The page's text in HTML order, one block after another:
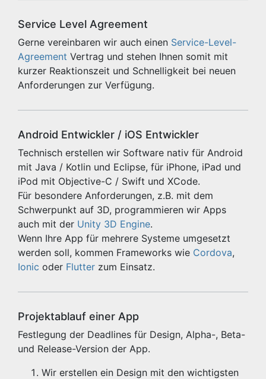
Service Level Agreement
Gerne vereinbaren wir auch einen Service-Level-
Agreement Vertrag und stehen Ihnen somit mit
kurzer Reaktionszeit und Schnelligkeit bei neuen
Anforderungen zur Verfügung.
Android Entwickler / iOS Entwickler
Technisch erstellen wir Software nativ für Android
mit Java / Kotlin und Eclipse, für iPhone, iPad und
iPod mit Objective-C / Swift und XCode.
Für besondere Anforderungen, z.B. mit dem
Schwerpunkt auf 3D, programmieren wir Apps
auch mit der Unity 3D Engine.
Wenn Ihre App für mehrere Systeme umgesetzt
werden soll, kommen Frameworks wie Cordova,
Ionic oder Flutter zum Einsatz.
Projektablauf einer App
Festlegung der Deadlines für Design, Alpha-, Beta-
und Release-Version der App.
Wir erstellen ein Design mit den wichtigsten